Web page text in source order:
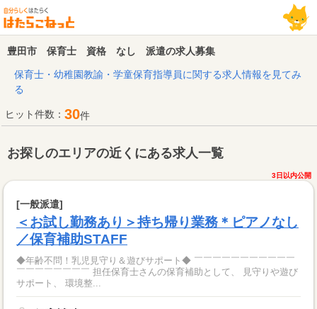
豊田市 保育士 資格 なし 派遣の求人募集
保育士・幼稚園教諭・学童保育指導員に関する求人情報を見てみ
る
ヒット件数： 30件
お探しのエリアの近くにある求人一覧
3日以内公開
[一般派遣]
＜お試し勤務あり＞持ち帰り業務＊ピアノなし
／保育補助STAFF
◆年齢不問！乳児見守り＆遊びサポート◆ ￣￣￣￣￣￣￣￣￣￣￣
￣￣￣￣￣￣￣￣ 担任保育士さんの保育補助として、 見守りや遊び
サポート、 環境整...